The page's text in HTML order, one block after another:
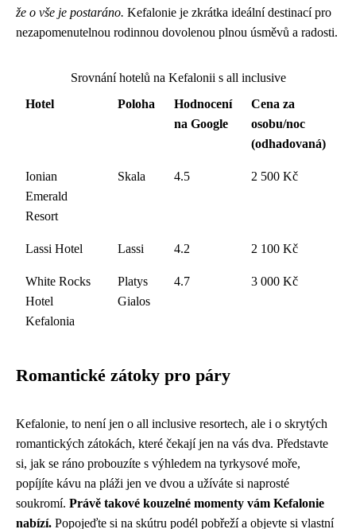
že o vše je postaráno. Kefalonie je zkrátka ideální destinací pro
nezapomenutelnou rodinnou dovolenou plnou úsměvů a radosti.
Srovnání hotelů na Kefalonii s all inclusive
Hotel
Poloha
Hodnocení
na Google
Cena za
osobu/noc
(odhadovaná)
Ionian
Emerald
Resort
Skala 4.5 2 500 Kč
Lassi Hotel Lassi 4.2 2 100 Kč
White Rocks
Hotel
Kefalonia
Platys
Gialos
4.7 3 000 Kč
Romantické zátoky pro páry
Kefalonie, to není jen o all inclusive resortech, ale i o skrytých
romantických zátokách, které čekají jen na vás dva. Představte
si, jak se ráno probouzíte s výhledem na tyrkysové moře,
popíjíte kávu na pláži jen ve dvou a užíváte si naprosté
soukromí. Právě takové kouzelné momenty vám Kefalonie
nabízí. Popojeďte si na skútru podél pobřeží a objevte si vlastní